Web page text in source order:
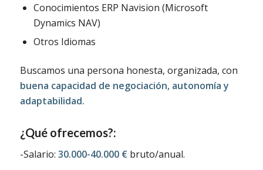
Conocimientos ERP Navision (Microsoft
Dynamics NAV)
Otros Idiomas
Buscamos una persona honesta, organizada, con
buena capacidad de negociación, autonomía y
adaptabilidad.
¿Qué ofrecemos?:
-Salario: 30.000-40.000 €bruto/anual.